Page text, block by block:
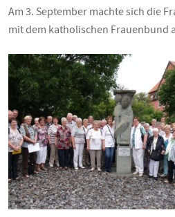
Am 3. September machte sich die
mit dem katho­lischen Frauenbund